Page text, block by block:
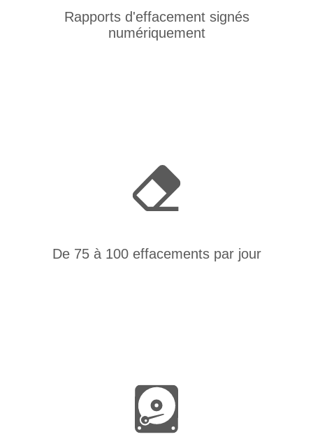
Rapports d'effacement signés
numériquement
De 75 à 100 effacements par jour